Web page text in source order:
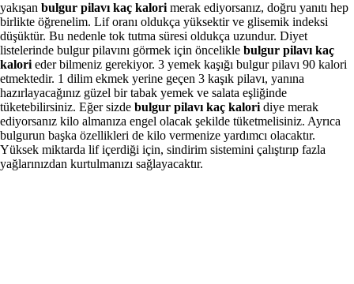
yakışan bulgur pilavı kaç kalori merak ediyorsanız, doğru yanıtı hep
birlikte öğrenelim. Lif oranı oldukça yüksektir ve glisemik indeksi
düşüktür. Bu nedenle tok tutma süresi oldukça uzundur. Diyet
listelerinde bulgur pilavını görmek için öncelikle bulgur pilavı kaç
kalori eder bilmeniz gerekiyor. 3 yemek kaşığı bulgur pilavı 90 kalori
etmektedir. 1 dilim ekmek yerine geçen 3 kaşık pilavı, yanına
hazırlayacağınız güzel bir tabak yemek ve salata eşliğinde
tüketebilirsiniz. Eğer sizde bulgur pilavı kaç kalori diye merak
ediyorsanız kilo almanıza engel olacak şekilde tüketmelisiniz. Ayrıca
bulgurun başka özellikleri de kilo vermenize yardımcı olacaktır.
Yüksek miktarda lif içerdiği için, sindirim sistemini çalıştırıp fazla
yağlarınızdan kurtulmanızı sağlayacaktır.